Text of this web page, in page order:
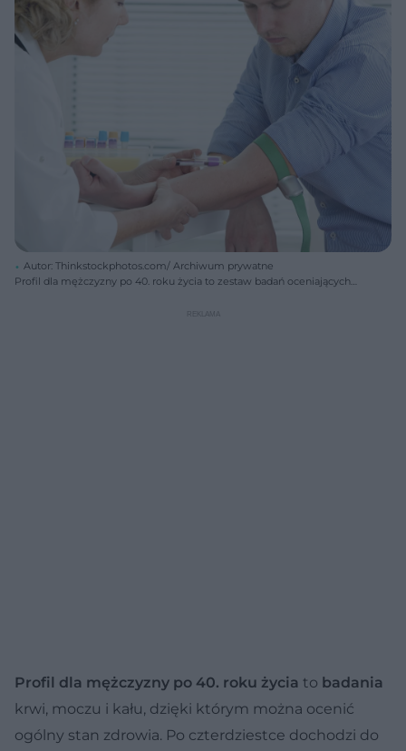
Autor: Thinkstockphotos.com/ Archiwum prywatne
Profil dla mężczyzny po 40. roku życia to zestaw badań oceniających
Profil dla mężczyzny po 40. roku życia to badania
krwi, moczu i kału, dzięki którym można ocenić
ogólny stan zdrowia. Po czterdziestce dochodzi do